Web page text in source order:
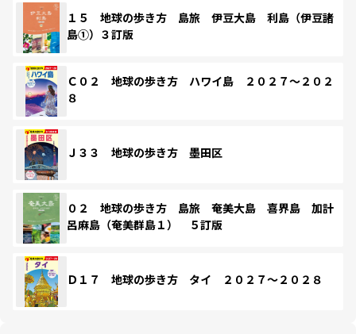
１５ 地球の歩き方 島旅 伊豆大島 利島（伊豆諸
島①）３訂版
Ｃ０２ 地球の歩き方 ハワイ島 ２０２７～２０２
８
Ｊ３３ 地球の歩き方 墨田区
０２ 地球の歩き方 島旅 奄美大島 喜界島 加計
呂麻島（奄美群島１） ５訂版
Ｄ１７ 地球の歩き方 タイ ２０２７～２０２８